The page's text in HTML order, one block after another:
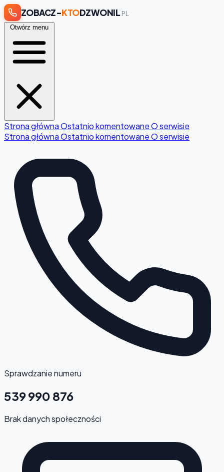
ZOBACZ-KTODZWONIL .PL
Otwórz menu
Strona głównaOstatnio komentowaneO serwisie
Strona głównaOstatnio komentowaneO serwisie
Sprawdzanie numeru
539 990 876
Brak danych społeczności